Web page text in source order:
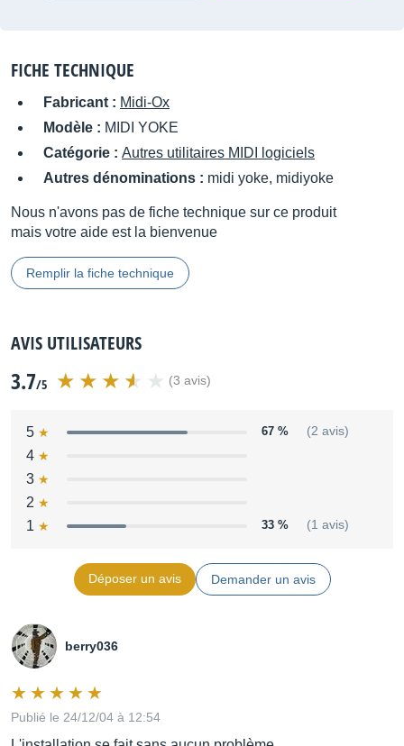
FICHE TECHNIQUE
Fabricant : Midi-Ox
Modèle : MIDI YOKE
Catégorie : Autres utilitaires MIDI logiciels
Autres dénominations : midi yoke, midiyoke
Nous n'avons pas de fiche technique sur ce produit
mais votre aide est la bienvenue
Remplir la fiche technique
AVIS UTILISATEURS
3.7/5 (3 avis)
5 67 % (2 avis)
4
3
2
1
33 % (1 avis)
Déposer un avis Demander un avis
berry036
Publié le 24/12/04 à 12:54